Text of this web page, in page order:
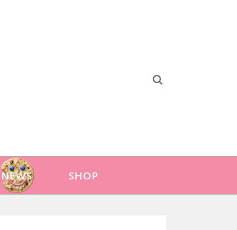
NEWS SHOP